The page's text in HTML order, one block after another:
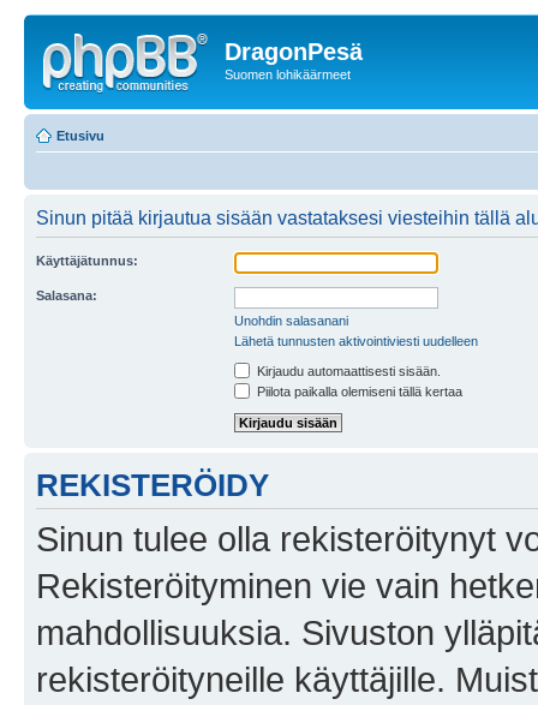
DragonPesä
Suomen lohikäärmeet
Etusivu
Sinun pitää kirjautua sisään vastataksesi viesteihin tällä
Käyttäjätunnus:
Salasana:
Unohdin salasanani
Lähetä tunnusten aktivointiviesti uudelleen
Kirjaudu automaattisesti sisään.
Piilota paikalla olemiseni tällä kertaa
REKISTERÖIDY
Sinun tulee olla rekisteröitynyt
Rekisteröityminen vie vain
mahdollisuuksia. Sivuston
rekisteröityneille käyttäjille.